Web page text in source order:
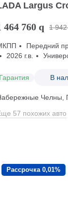
Largus
464 760 q 1
Передний
2026 г.в.
Гарантия В
Челны,
57 похожих авто
Рассрочка 0,01%